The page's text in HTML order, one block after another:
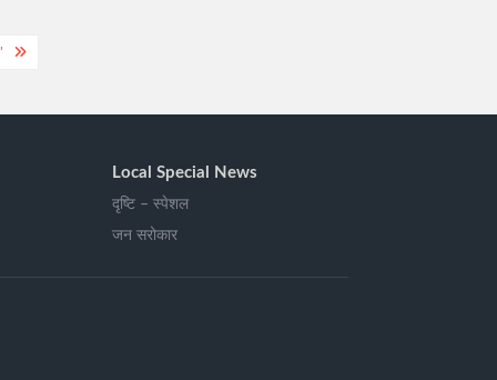
Local Special News
दृष्टि – स्पेशल
जन सरोकार